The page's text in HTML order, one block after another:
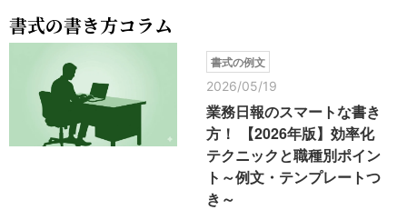
書式の書き方コラム
書式の例文
2026/05/19
業務日報のスマートな書き
方！ 【2026年版】効率化
テクニックと職種別ポイン
ト～例文・テンプレートつ
き～